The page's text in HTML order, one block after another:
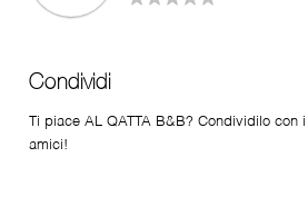
Condividi
Ti piace AL QATTA B&B? Condividilo con i
amici!